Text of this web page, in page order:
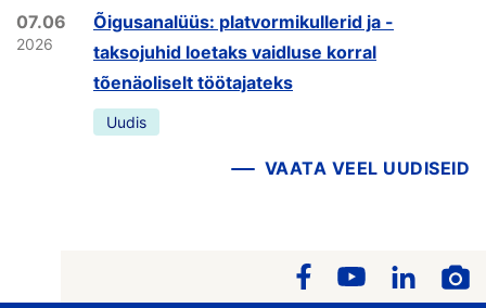
07.06
2026
Õigusanalüüs: platvormikullerid ja -
taksojuhid loetaks vaidluse korral
tõenäoliselt töötajateks
Uudis
VAATA VEEL UUDISEID